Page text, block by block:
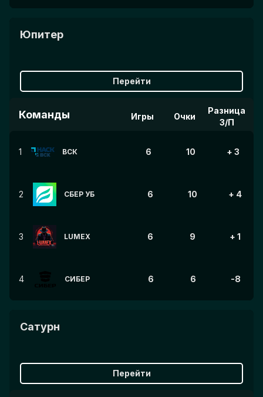
Юпитер
Перейти
Команды Игры Очки
Разница
З/П
1 ВСК 6 10 + 3
2 СБЕР УБ 6 10 + 4
3 LUMEX 6 9 + 1
4 СИБЕР 6 6 -8
Сатурн
Перейти